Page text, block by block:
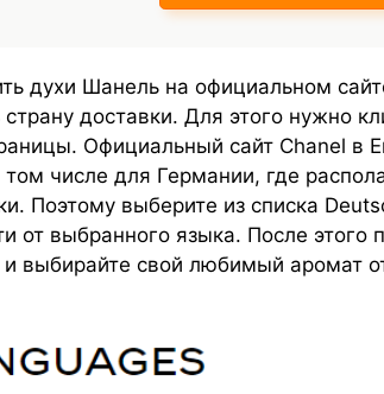
духи Шанель на официальном
страну доставки. Для этого нужно
Официальный сайт Chanel в
числе для Германии, где
Поэтому выберите из списка
от выбранного языка. После этого
и выбирайте свой любимый аромат